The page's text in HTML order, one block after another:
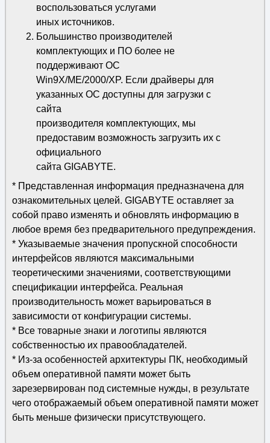
воспользоваться услугами
иных источников.
Большинство производителей
комплектующих и ПО более не
поддерживают ОС
Win9X/ME/2000/XP. Если драйверы для
указанных ОС доступны для загрузки с
сайта
производителя комплектующих, мы
предоставим возможность загрузить их с
официального
сайта GIGABYTE.
* Представленная информация предназначена для
ознакомительных целей. GIGABYTE оставляет за
собой право изменять и обновлять информацию в
любое время без предварительного предупреждения.
* Указываемые значения пропускной способности
интерфейсов являются максимальными
теоретическими значениями, соответствующими
спецификации интерфейса. Реальная
производительность может варьироваться в
зависимости от конфигурации системы.
* Все товарные знаки и логотипы являются
собственностью их правообладателей.
* Из-за особенностей архитектуры ПК, необходимый
объем оперативной памяти может быть
зарезервирован под системные нужды, в результате
чего отображаемый объем оперативной памяти может
быть меньше физически присутствующего.